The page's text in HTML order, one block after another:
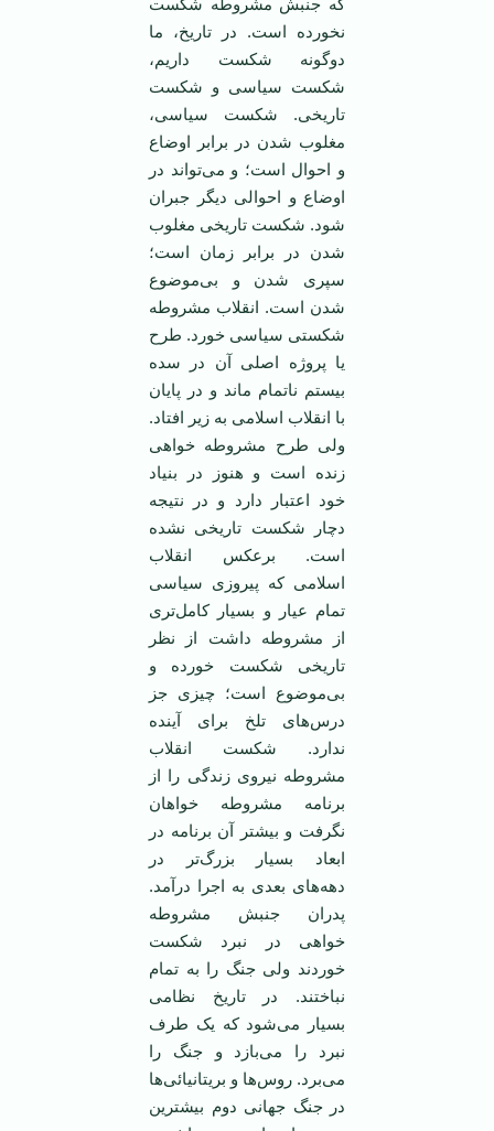
که جنبش مشروطه شکست
نخورده است. در تاریخ، ما
دوگونه شکست داریم،
شکست سیاسی و شکست
تاریخی. شکست سیاسی،
مغلوب شدن در برابر اوضاع
و احوال است؛ و می‌تواند در
اوضاع و احوالی دیگر جبران
شود. شکست تاریخی مغلوب
شدن در برابر زمان است؛
سپری شدن و بی‌موضوع
شدن است. انقلاب مشروطه
شکستی سیاسی خورد. طرح
یا پروژه اصلی آن در سده
بیستم ناتمام ماند و در پایان
با انقلاب اسلامی ‌به زیر افتاد.
ولی طرح مشروطه خواهی
زنده است و هنوز در بنیاد
خود اعتبار دارد و در نتیجه
دچار شکست تاریخی نشده
است. برعکس انقلاب
اسلامی‌ که پیروزی سیاسی
تمام عیار و بسیار کامل‌تری
از مشروطه داشت از نظر
تاریخی شکست خورده و
بی‌موضوع است؛ چیزی جز
درس‌های تلخ برای آینده
ندارد. شکست انقلاب
مشروطه نیروی زندگی را از
برنامه مشروطه خواهان
نگرفت و بیشتر آن برنامه در
ابعاد بسیار بزرگ‌تر در
دهه‌های بعدی به اجرا درآمد.
پدران جنبش مشروطه
خواهی در نبرد شکست
خوردند ولی جنگ را به تمام
نباختند. در تاریخ نظامی
‌بسیار می‌شود که یک طرف
نبرد را می‌بازد و جنگ را
می‌برد. روس‌ها و بریتانیائی‌ها
در جنگ جهانی دوم بیشترین